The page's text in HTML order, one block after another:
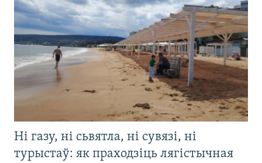
Ні газу, ні сьвятла, ні сувязі, ні
турыстаў: як праходзіць лягістычная